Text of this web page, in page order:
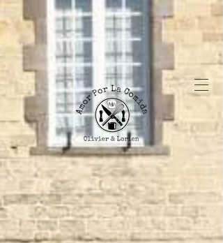
84 reviews 9,1
provided by